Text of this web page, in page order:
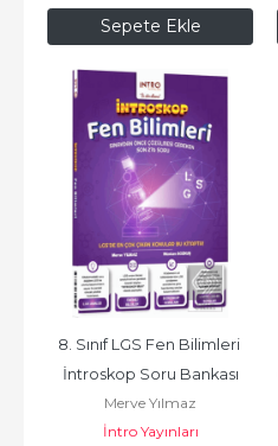
Sepete Ekle
8. Sınıf LGS Fen Bilimleri
İntroskop Soru Bankası
Merve Yılmaz
İntro Yayınları